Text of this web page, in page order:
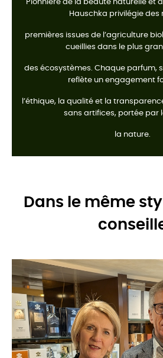
Pionnière de la beauté naturelle et
Hauschka privilégie des
premières issues de l’agriculture
cueillies dans le plus
des écosystèmes. Chaque parfum,
reflète un engagement
l’éthique, la qualité et la
sans artifices, portée par
la nature.
Dans le même